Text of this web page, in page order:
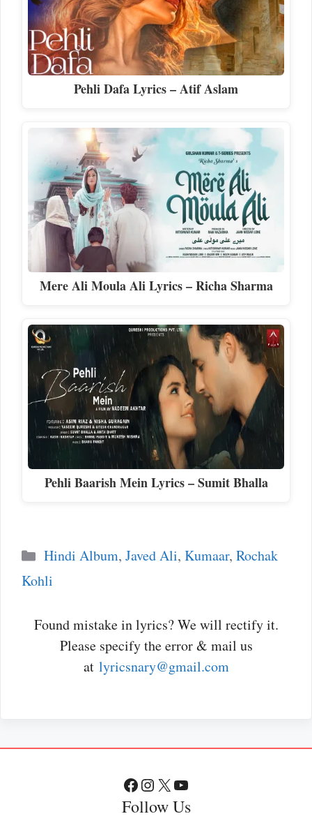
Pehli Dafa Lyrics – Atif Aslam
Mere Ali Moula Ali Lyrics – Richa Sharma
Pehli Baarish Mein Lyrics – Sumit Bhalla
Categories
Hindi Album, Javed Ali, Kumaar, Rochak
Kohli
Found mistake in lyrics? We will rectify it.
Please specify the error & mail us
at lyricsnary@gmail.com
Facebook
Instagram
X YouTube
Follow Us